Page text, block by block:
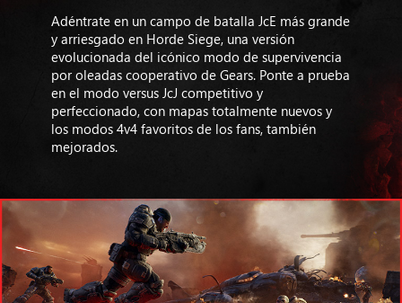
Adéntrate en un campo de batalla JcE más grande
y arriesgado en Horde Siege, una versión
evolucionada del icónico modo de supervivencia
por oleadas cooperativo de Gears. Ponte a prueba
en el modo versus JcJ competitivo y
perfeccionado, con mapas totalmente nuevos y
los modos 4v4 favoritos de los fans, también
mejorados.